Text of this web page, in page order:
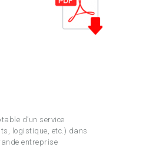
d’un service
logistique, etc.) dans
entreprise